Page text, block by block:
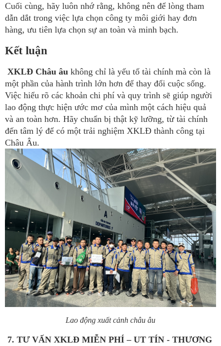
Cuối cùng, hãy luôn nhớ rằng, không nên để lòng tham
dẫn dắt trong việc lựa chọn công ty môi giới hay đơn
hàng, ưu tiên lựa chọn sự an toàn và minh bạch.
Kết luận
XKLĐ Châu âu không chỉ là yếu tố tài chính mà còn là
một phần của hành trình lớn hơn để thay đổi cuộc sống.
Việc hiểu rõ các khoản chi phí và quy trình sẽ giúp người
lao động thực hiện ước mơ của mình một cách hiệu quả
và an toàn hơn. Hãy chuẩn bị thật kỹ lưỡng, từ tài chính
đến tâm lý để có một trải nghiệm XKLĐ thành công tại
Châu Âu.
Lao động xuất cảnh châu âu
7. TƯ VẤN XKLĐ MIỄN PHÍ – UT TÍN - THƯƠNG